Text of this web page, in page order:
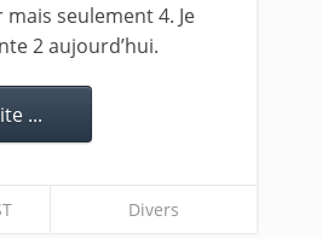
seulement 4. Je
2 aujourd’hui.
...
Divers